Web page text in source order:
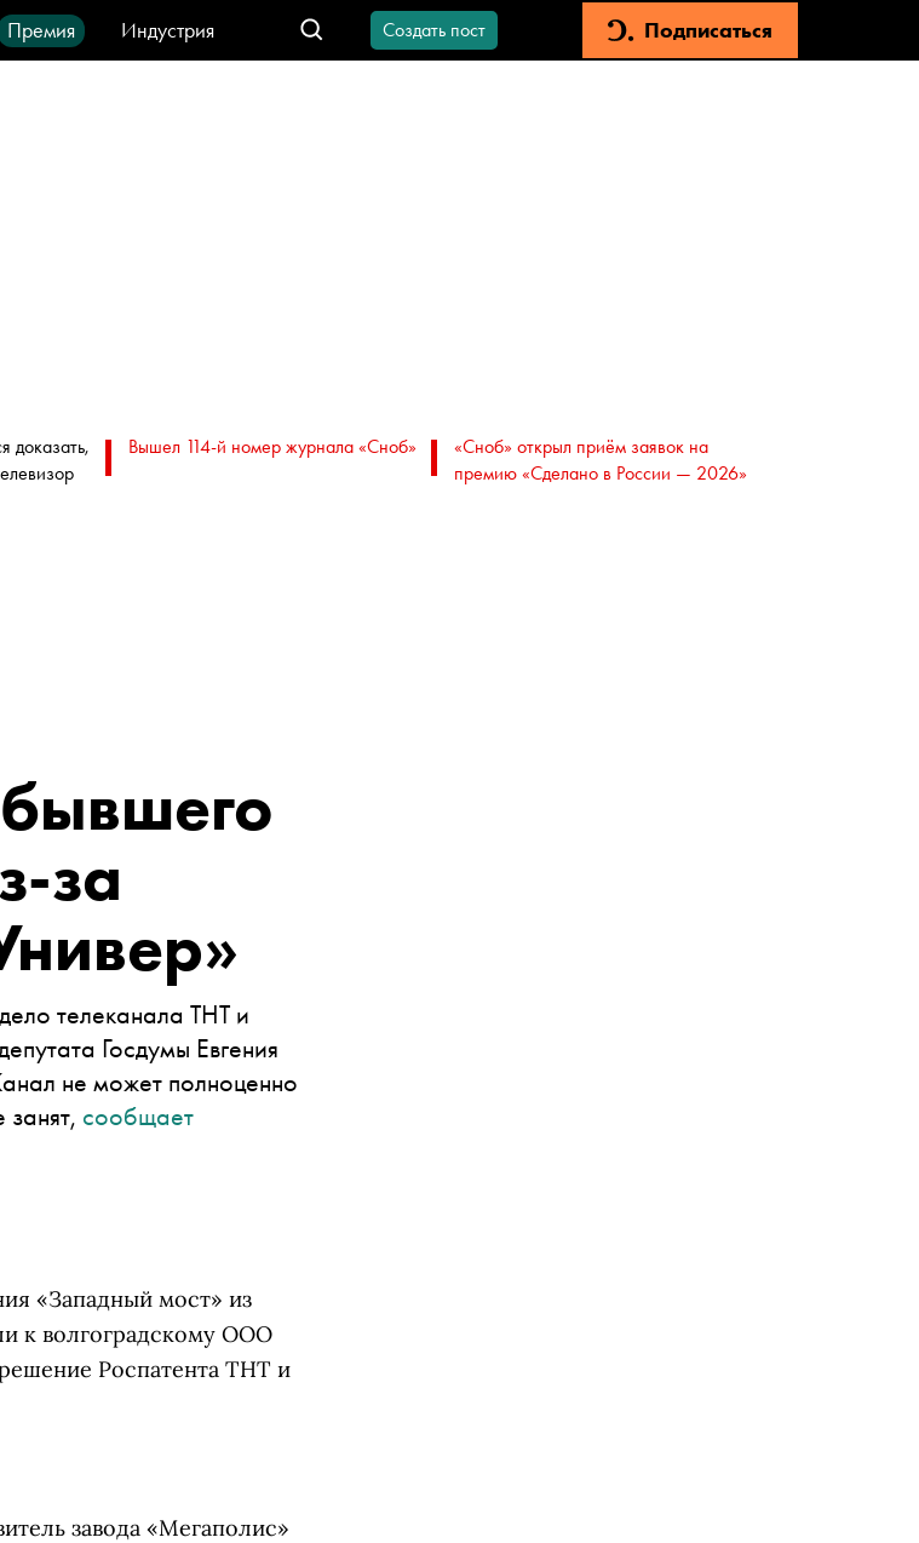
Премия
Индустрия
продукты
Создать пост Подписаться
доказать,
Вышел 114-й номер журнала «Сноб»
«Сноб» открыл приём заявок на
премию «Сделано в России — 2026»
за
телеканала ТНТ и
Госдумы Евгения
не может полноценно
сообщает
«Западный мост» из
к волгоградскому ООО
Роспатента ТНТ и
завода «Мегаполис»